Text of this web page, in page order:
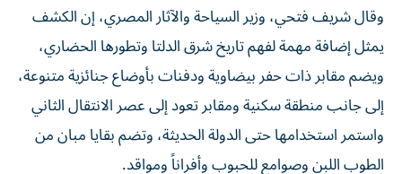
وقال شريف فتحي، وزير السياحة والآثار المصري، إن الكشف
يمثل إضافة مهمة لفهم تاريخ شرق الدلتا وتطورها الحضاري،
ويضم مقابر ذات حفر بيضاوية ودفنات بأوضاع جنائزية متنوعة،
إلى جانب منطقة سكنية ومقابر تعود إلى عصر الانتقال الثاني
واستمر استخدامها حتى الدولة الحديثة، وتضم بقايا مبان من
الطوب اللبن وصوامع للحبوب وأفراناً ومواقد.